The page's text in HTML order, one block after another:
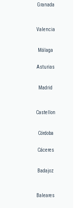
Granada
Valencia
Málaga
Asturias
Madrid
Castellon
Córdoba
Cáceres
Badajoz
Baleares